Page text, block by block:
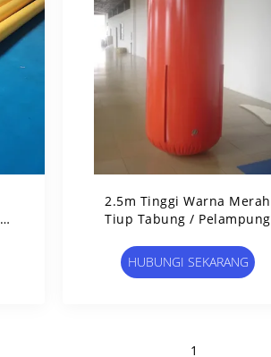
2.5m Tinggi Warna Merah
Tiup Tabung / Pelampung
HUBUNGI SEKARANG
1